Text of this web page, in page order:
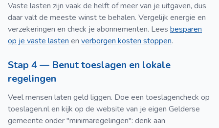
Vaste lasten zijn vaak de helft of meer van je uitgaven, dus
daar valt de meeste winst te behalen. Vergelijk energie en
verzekeringen en check je abonnementen. Lees besparen
op je vaste lasten en verborgen kosten stoppen.
Stap 4 — Benut toeslagen en lokale
regelingen
Veel mensen laten geld liggen. Doe een toeslagencheck op
toeslagen.nl en kijk op de website van je eigen Gelderse
gemeente onder "minimaregelingen": denk aan